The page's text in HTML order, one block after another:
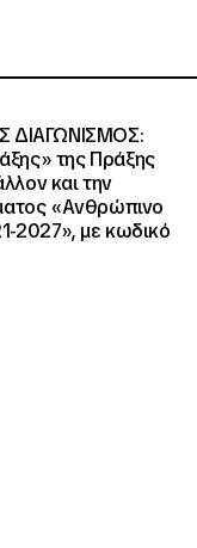
ΔΙΑΓΩΝΙΣΜΟΣ:
της Πράξης
και την
«Ανθρώπινο
2027», με κωδικό